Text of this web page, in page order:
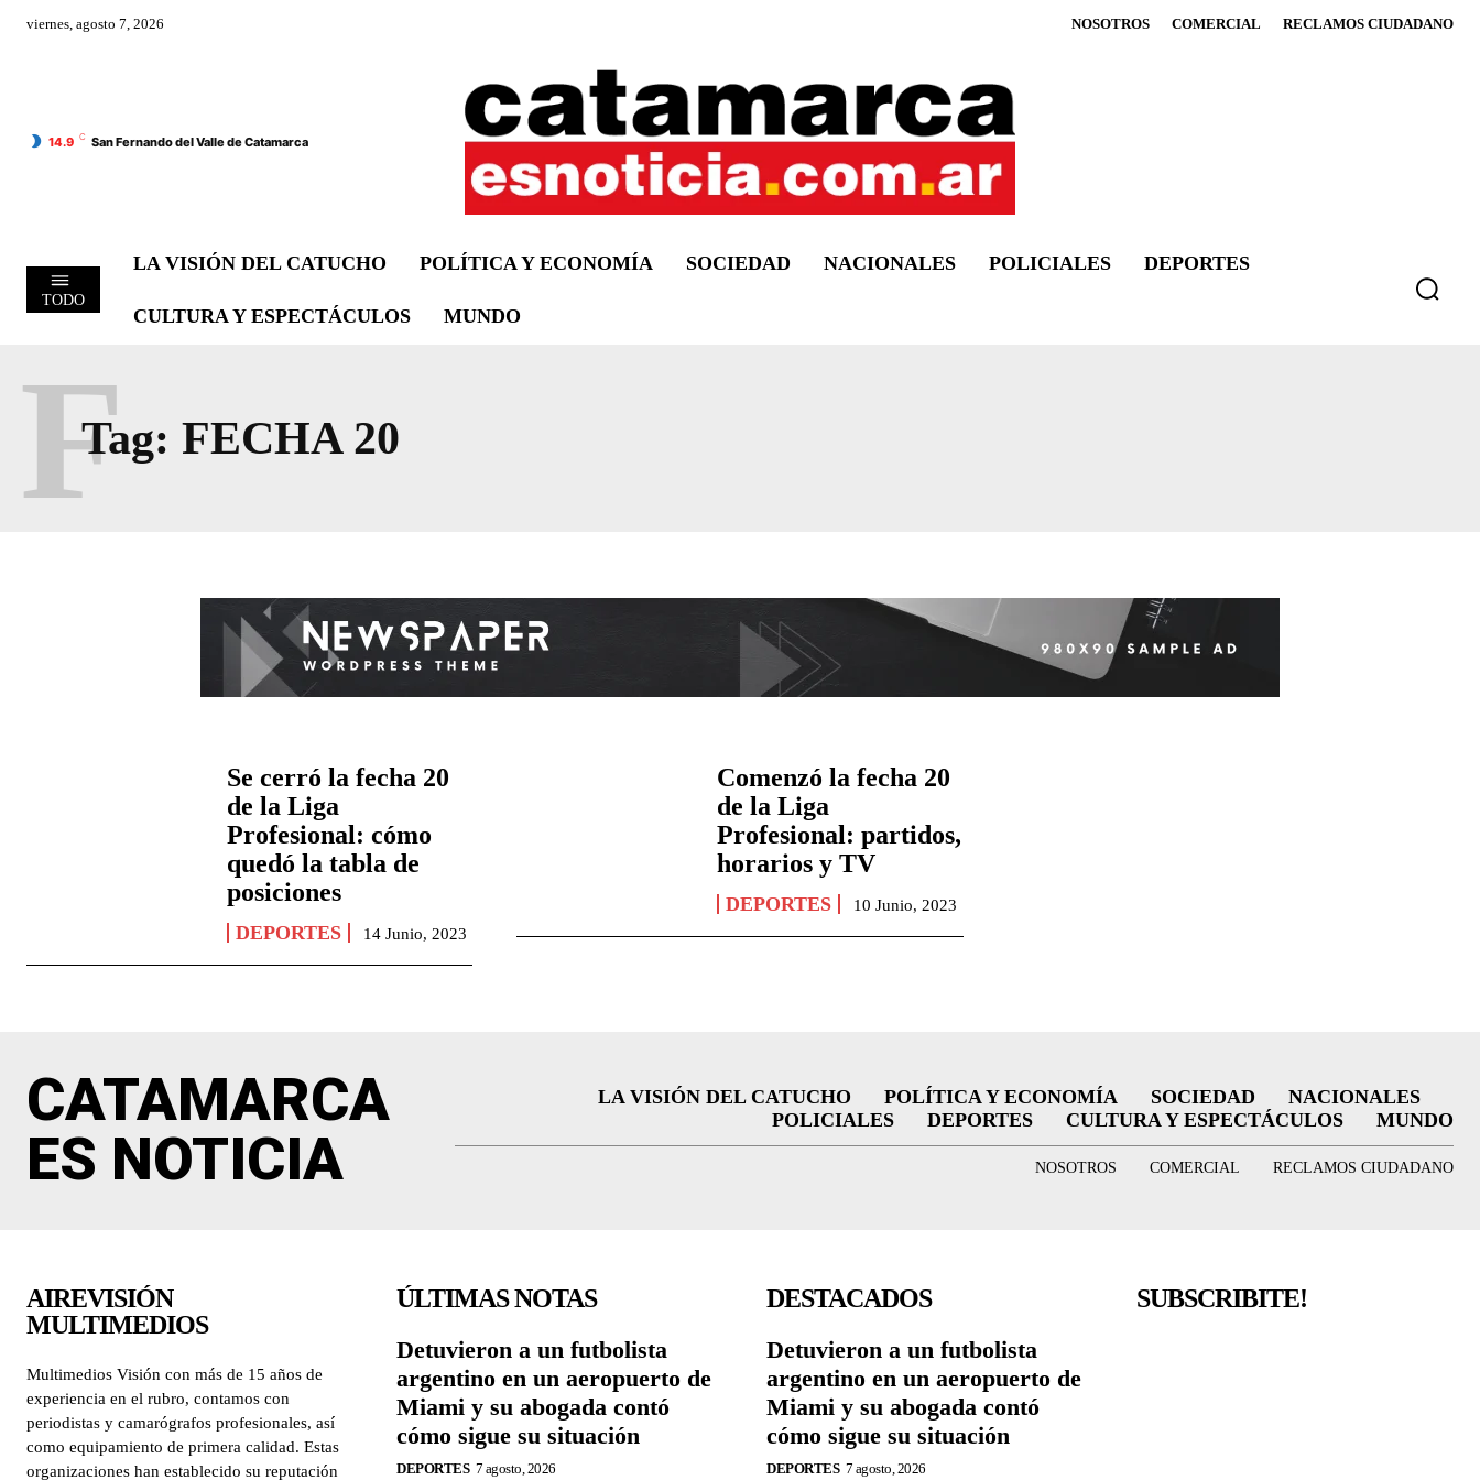
viernes, agosto 7, 2026 NOSOTROS COMERCIAL RECLAMOS CIUDADANO
14.9 C San Fernando del Valle de Catamarca
TODO
LA VISIÓN DEL CATUCHO POLÍTICA Y ECONOMÍA SOCIEDAD NACIONALES POLICIALES DEPORTES
CULTURA Y ESPECTÁCULOS MUNDO
Tag: FECHA 20
F
Se cerró la fecha 20
de la Liga
Profesional: cómo
quedó la tabla de
posiciones
DEPORTES 14 Junio, 2023
Comenzó la fecha 20
de la Liga
Profesional: partidos,
horarios y TV
DEPORTES 10 Junio, 2023
CATAMARCA
ES NOTICIA
LA VISIÓN DEL CATUCHO POLÍTICA Y ECONOMÍA SOCIEDAD
NACIONALES
POLICIALES
DEPORTES CULTURA Y ESPECTÁCULOS MUNDO
NOSOTROS COMERCIAL RECLAMOS CIUDADANO
AIREVISIÓN
MULTIMEDIOS
Multimedios Visión con más de 15 años de
experiencia en el rubro, contamos con
periodistas y camarógrafos profesionales, así
como equipamiento de primera calidad. Estas
organizaciones han establecido su reputación
ÚLTIMAS NOTAS
Detuvieron a un futbolista
argentino en un aeropuerto de
Miami y su abogada contó
cómo sigue su situación
DEPORTES 7 agosto, 2026
DESTACADOS
Detuvieron a un futbolista
argentino en un aeropuerto de
Miami y su abogada contó
cómo sigue su situación
DEPORTES 7 agosto, 2026
SUBSCRIBITE!